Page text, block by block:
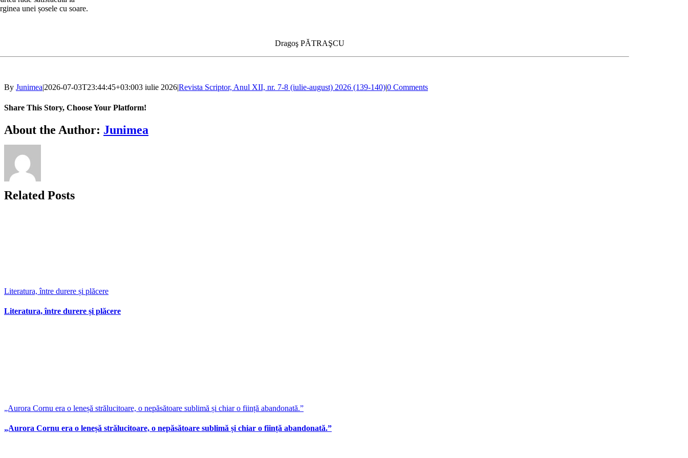
unei șosele cu soare.
Dragoş PĂTRAŞCU
By Junimea|2026-07-03T23:44:45+03:003 iulie 2026|Revista Scriptor, Anul XII, nr. 7-8 (iulie-august) 2026 (139-140)|0 Comments
Share This Story, Choose Your Platform!
Facebook
X
Bluesky
Reddit
LinkedIn
WhatsApp
Telegram
Tumblr
Xing
Email
Copy
Link
About the Author: Junimea
Related Posts
Literatura, între durere și plăcere
Literatura, între durere și plăcere
„Aurora Cornu era o leneșă strălucitoare, o nepăsătoare sublimă și chiar o ființă abandonată.”
„Aurora Cornu era o leneșă strălucitoare, o nepăsătoare sublimă și chiar o ființă abandonată.”